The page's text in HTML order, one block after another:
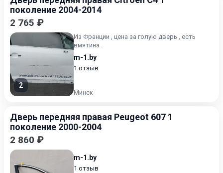
поколение 2004-2014
2 765 ₽
2
Из Франции , цена за голую дверь , есть
вмятина .
m-1.by
1 отзыв
Минск
Дверь передняя правая Peugeot 607 1
поколение 2000-2004
2 860 ₽
m-1.by
1 отзыв